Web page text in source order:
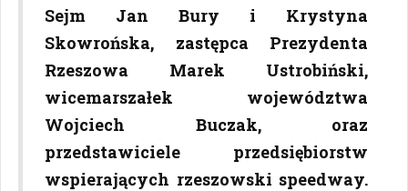
Sejm Jan Bury i Krystyna
Skowrońska, zastępca Prezydenta
Rzeszowa Marek Ustrobiński,
wicemarszałek województwa
Wojciech Buczak, oraz
przedstawiciele przedsiębiorstw
wspierających rzeszowski speedway.